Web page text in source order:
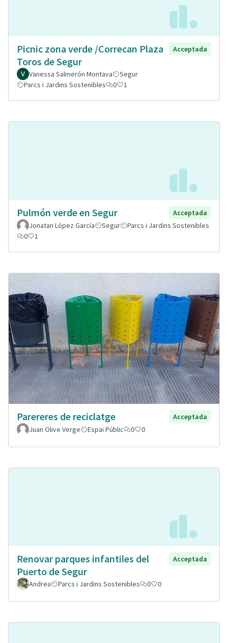
Picnic zona verde /Correcan Plaza
Toros de Segur
Acceptada
Vanessa Salmerón Montava
Segur
Parcs i Jardins Sostenibles
0 1
Pulmón verde en Segur
Acceptada
Jonatan López García
Segur
Parcs i Jardins Sostenibles
0
1
Parereres de reciclatge
Acceptada
Juan Olive Verge
Espai Públic 0 0
Renovar parques infantiles del
Puerto de Segur
Acceptada
Andrea Parcs i Jardins Sostenibles 0 0